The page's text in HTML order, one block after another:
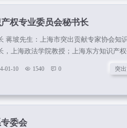
权专业委员会秘书长
蒋坡先生：上海市突出贡献专家协会知
，上海政法学院教授；上海东方知识产
律师事务所合伙人/数字法律专业员会主
海市突出贡献专家协会知识产权专业委
01-10 1540 0 突
委会